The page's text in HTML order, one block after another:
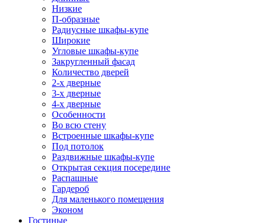
Низкие
П-образные
Радиусные шкафы-купе
Широкие
Угловые шкафы-купе
Закругленный фасад
Количество дверей
2-х дверные
3-х дверные
4-х дверные
Особенности
Во всю стену
Встроенные шкафы-купе
Под потолок
Раздвижные шкафы-купе
Открытая секция посередине
Распашные
Гардероб
Для маленького помещения
Эконом
Гостиные